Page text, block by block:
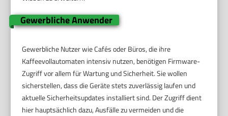
Gewerbliche Anwender
Gewerbliche Nutzer wie Cafés oder Büros, die ihre
Kaffeevollautomaten intensiv nutzen, benötigen Firmware-
Zugriff vor allem für Wartung und Sicherheit. Sie wollen
sicherstellen, dass die Geräte stets zuverlässig laufen und
aktuelle Sicherheitsupdates installiert sind. Der Zugriff dient
hier hauptsächlich dazu, Ausfälle zu vermeiden und die